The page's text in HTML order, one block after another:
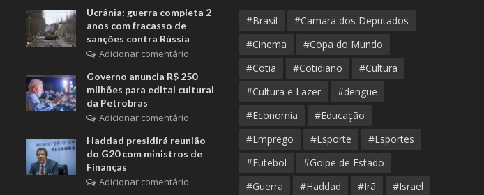
Ucrânia: guerra completa 2
anos com fracasso de
sanções contra Rússia
Adicionar comentário
Governo anuncia R$ 250
milhões para edital cultural
da Petrobras
Adicionar comentário
Haddad presidirá reunião
do G20 com ministros de
Finanças
Adicionar comentário
#Brasil
#Camara dos Deputados
#Cinema
#Copa do Mundo
#Cotia
#Cotidiano
#Cultura
#Cultura e Lazer
#dengue
#Economia
#Educação
#Emprego
#Esporte
#Esportes
#Futebol
#Golpe de Estado
#Guerra
#Haddad #Irã
#Israel